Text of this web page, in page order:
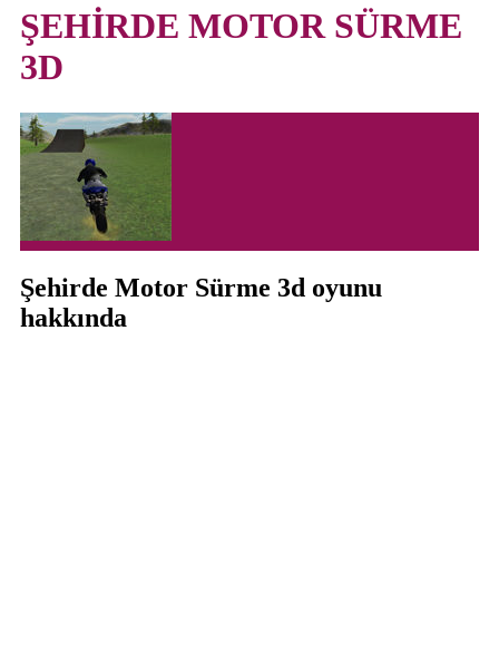
ŞEHİRDE MOTOR SÜRME
3D
Şehirde Motor Sürme 3d oyunu
hakkında